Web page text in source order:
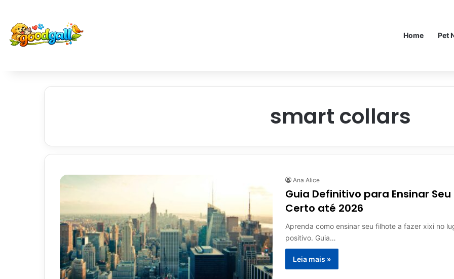
Home Pet
smart collars
Ana Alice
Guia Definitivo para Ensinar
Certo até 2026
Aprenda como ensinar seu filhote a fazer xixi no
positivo. Guia…
Leia mais »